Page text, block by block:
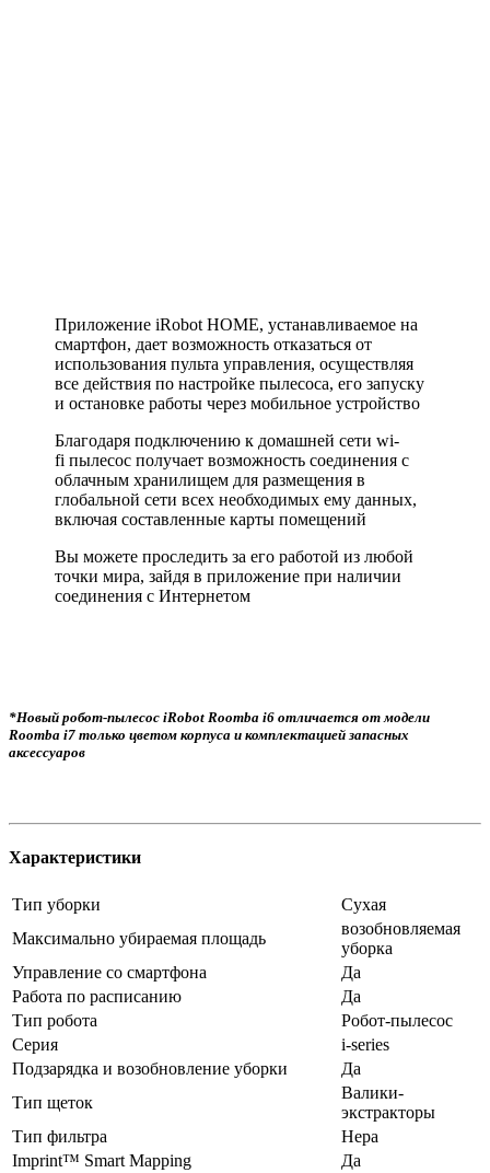
Приложение iRobot HOME, устанавливаемое на
смартфон, дает возможность отказаться от
использования пульта управления, осуществляя
все действия по настройке пылесоса, его запуску
и остановке работы через мобильное устройство
Благодаря подключению к домашней сети wi-
fi пылесос получает возможность соединения с
облачным хранилищем для размещения в
глобальной сети всех необходимых ему данных,
включая составленные карты помещений
Вы можете проследить за его работой из любой
точки мира, зайдя в приложение при наличии
соединения с Интернетом
*Новый робот-пылесос iRobot Roomba i6 отличается от модели
Roomba i7 только цветом корпуса и комплектацией запасных
аксессуаров
Характеристики
Тип уборки
Сухая
Максимально убираемая площадь
возобновляемая
уборка
Управление со смартфона
Да
Работа по расписанию
Да
Тип робота
Робот-пылесос
Серия
i-series
Подзарядка и возобновление уборки
Да
Тип щеток
Валики-
экстракторы
Тип фильтра
Нера
Imprint™ Smart Mapping
Да